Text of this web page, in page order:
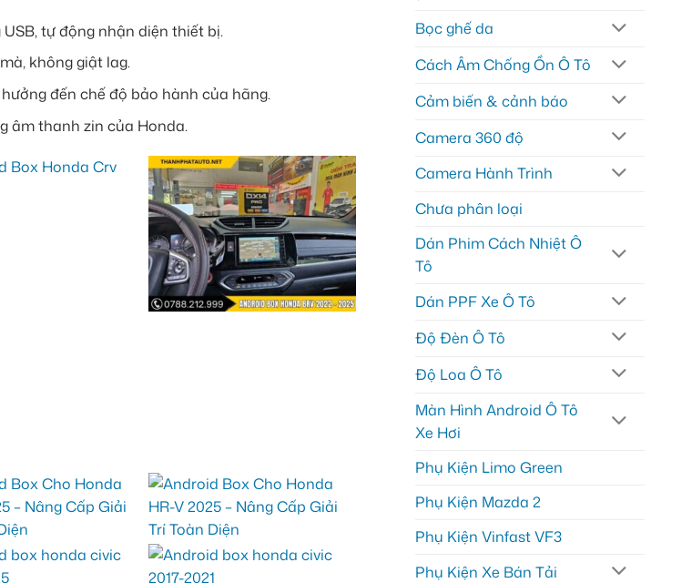
tự động nhận diện thiết bị.
không giật lag.
đến chế độ bảo hành của hãng.
âm thanh zin của Honda.
Bọc ghế da
Cách Âm Chống Ồn Ô Tô
Cảm biến & cảnh báo
Camera 360 độ
Camera Hành Trình
Chưa phân loại
Dán Phim Cách Nhiệt Ô
Tô
Dán PPF Xe Ô Tô
Độ Đèn Ô Tô
Độ Loa Ô Tô
Màn Hình Android Ô Tô
Xe Hơi
Phụ Kiện Limo Green
Phụ Kiện Mazda 2
Phụ Kiện Vinfast VF3
Phụ Kiện Xe Bán Tải